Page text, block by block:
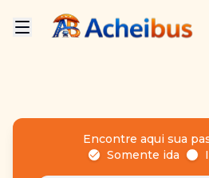
Encontre aqui sua
Somente ida